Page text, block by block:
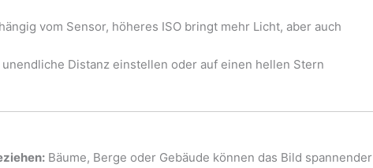
vom Sensor, höheres ISO bringt mehr Licht, aber auch
unendliche Distanz einstellen oder auf einen hellen Stern
Bäume, Berge oder Gebäude können das Bild spannender